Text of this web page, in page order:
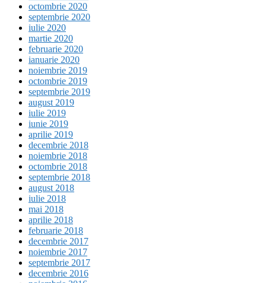
octombrie 2020
septembrie 2020
iulie 2020
martie 2020
februarie 2020
ianuarie 2020
noiembrie 2019
octombrie 2019
septembrie 2019
august 2019
iulie 2019
iunie 2019
aprilie 2019
decembrie 2018
noiembrie 2018
octombrie 2018
septembrie 2018
august 2018
iulie 2018
mai 2018
aprilie 2018
februarie 2018
decembrie 2017
noiembrie 2017
septembrie 2017
decembrie 2016